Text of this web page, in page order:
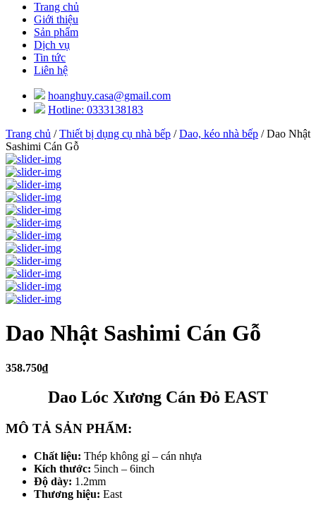
Trang chủ
Giới thiệu
Sản phẩm
Dịch vụ
Tin tức
Liên hệ
hoanghuy.casa@gmail.com
Hotline: 0333138183
Trang chủ /Thiết bị dụng cụ nhà bếp /Dao, kéo nhà bếp / Dao Nhật
Sashimi Cán Gỗ
Dao Nhật Sashimi Cán Gỗ
358.750₫
Dao Lóc Xương Cán Đỏ EAST
MÔ TẢ SẢN PHẨM:
Chất liệu: Thép không gỉ – cán nhựa
Kích thước: 5inch – 6inch
Độ dày: 1.2mm
Thương hiệu: East